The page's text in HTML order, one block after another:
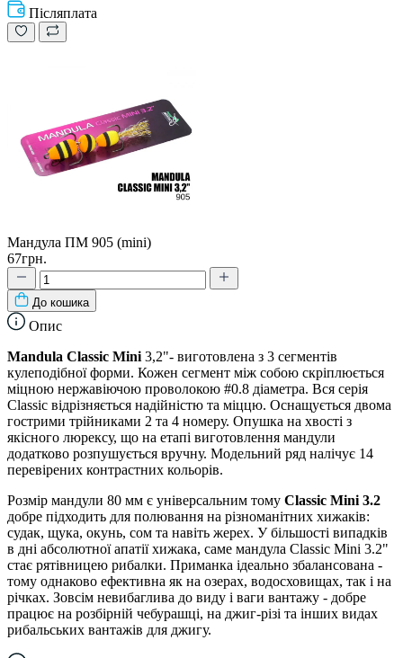
Післяплата
Мандула ПМ 905 (mini)
67грн.
До кошика
Опис
Mandula Classic Mini 3,2"- виготовлена з 3 сегментів
кулеподібної форми. Кожен сегмент між собою скріплюється
міцною нержавіючою проволокою #0.8 діаметра. Вся серія
Classic відрізняється надійністю та міццю. Оснащується двома
гострими трійниками 2 та 4 номеру. Опушка на хвості з
якісного люрексу, що на етапі виготовлення мандули
додатково розпушується вручну. Модельний ряд налічує 14
перевірених контрастних кольорів.
Розмір мандули 80 мм є універсальним тому Classic Mini 3.2
добре підходить для полювання на різноманітних хижаків:
судак, щука, окунь, сом та навіть жерех. У більшості випадків
в дні абсолютної апатії хижака, саме мандула Classic Mini 3.2"
стає рятівницею рибалки. Приманка ідеально збалансована -
тому однаково ефективна як на озерах, водосховищах, так і на
річках. Зовсім невибаглива до виду і ваги вантажу - добре
працює на розбірній чебурашці, на джиг-різі та інших видах
рибальських вантажів для джигу.